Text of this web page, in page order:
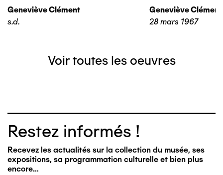
Geneviève Clément
s.d.
Geneviève Clément
28 mars 1967
Voir toutes les oeuvres
Restez informés !
Recevez les actualités sur la collection du musée, ses
expositions, sa programmation culturelle et bien plus
encore…